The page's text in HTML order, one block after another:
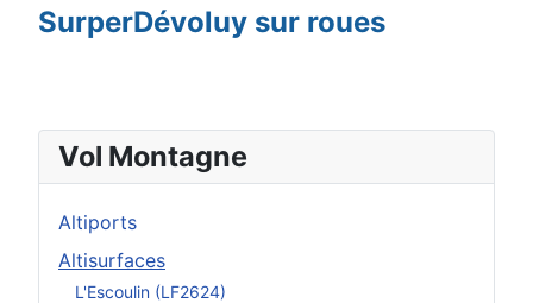
Vol Montagne
Altiports
Altisurfaces
L'Escoulin (LF2624)
SurperDévoluy sur roues